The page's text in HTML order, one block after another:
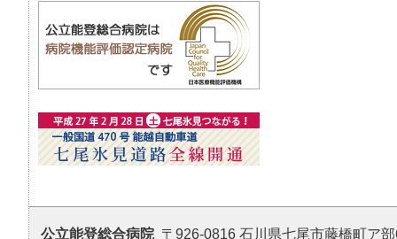
公立能登総合病院〒926-0816 石川県七尾市藤橋町ア